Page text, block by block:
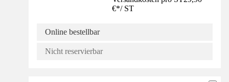
€*/ ST
Online bestellbar
Nicht reservierbar